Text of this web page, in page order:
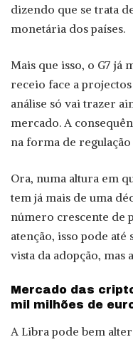
dizendo que se trata
monetária dos países.
Mais que isso, o G7 já
receio face a
análise só vai trazer
mercado. A
na forma de
Ora, numa altura em
tem já mais de uma
número crescente de
atenção, isso pode
vista da adopção, mas
Mercado das
mil milhões de
A Libra pode bem